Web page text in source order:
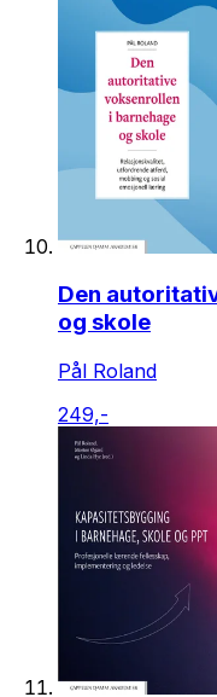
Den
og skole
Pål Roland
249,-